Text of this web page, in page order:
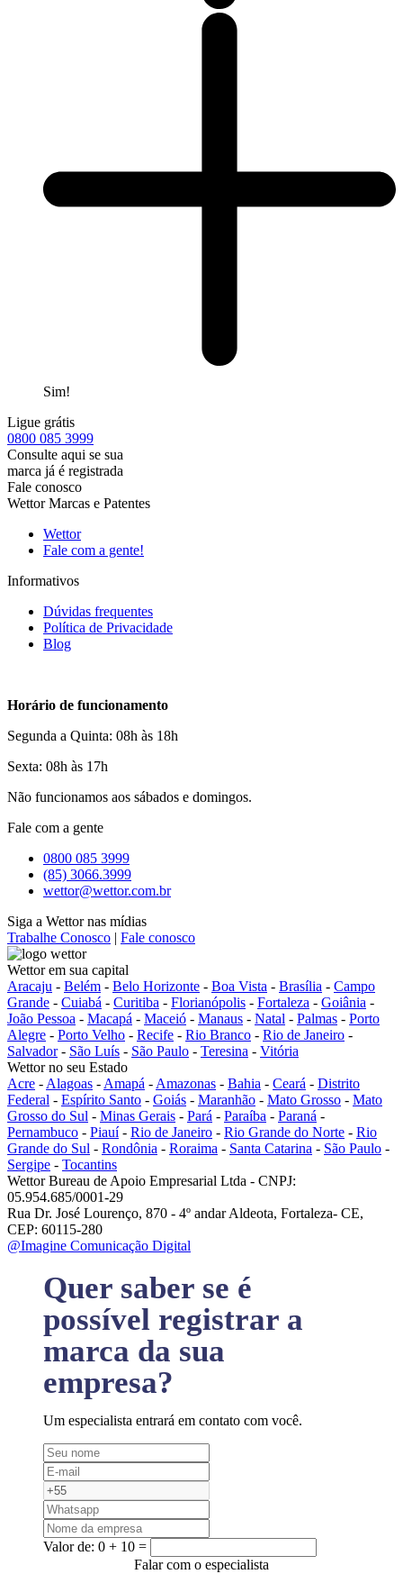
Sim!
Ligue grátis
0800 085 3999
Consulte aqui se sua
marca já é registrada
Fale conosco
Wettor Marcas e Patentes
Wettor
Fale com a gente!
Informativos
Dúvidas frequentes
Política de Privacidade
Blog
Horário de funcionamento
Segunda a Quinta: 08h às 18h
Sexta: 08h às 17h
Não funcionamos aos sábados e domingos.
Fale com a gente
0800 085 3999
(85) 3066.3999
wettor@wettor.com.br
Siga a Wettor nas mídias
Trabalhe Conosco | Fale conosco
Wettor em sua capital
Aracaju - Belém - Belo Horizonte - Boa Vista - Brasília - Campo
Grande - Cuiabá - Curitiba - Florianópolis - Fortaleza - Goiânia -
João Pessoa - Macapá - Maceió - Manaus - Natal - Palmas - Porto
Alegre - Porto Velho - Recife - Rio Branco - Rio de Janeiro -
Salvador- São Luís - São Paulo - Teresina - Vitória
Wettor no seu Estado
Acre - Alagoas - Amapá - Amazonas - Bahia - Ceará - Distrito
Federal - Espírito Santo - Goiás - Maranhão - Mato Grosso - Mato
Grosso do Sul - Minas Gerais - Pará - Paraíba - Paraná -
Pernambuco - Piauí- Rio de Janeiro - Rio Grande do Norte - Rio
Grande do Sul - Rondônia - Roraima - Santa Catarina - São Paulo -
Sergipe - Tocantins
Wettor Bureau de Apoio Empresarial Ltda - CNPJ:
05.954.685/0001-29
Rua Dr. José Lourenço, 870 - 4º andar Aldeota, Fortaleza- CE,
CEP: 60115-280
@Imagine Comunicação Digital
Quer saber se é
possível registrar a
marca da sua
empresa?
Um especialista entrará em contato com você.
Valor de: 0 + 10 =
Falar com o especialista